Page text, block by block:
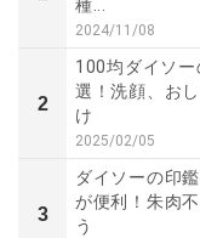
種...
2024/11/08
2
100均ダイソ
選！洗顔、お
け
2025/02/05
3
ダイソーの印
が便利！朱肉
う